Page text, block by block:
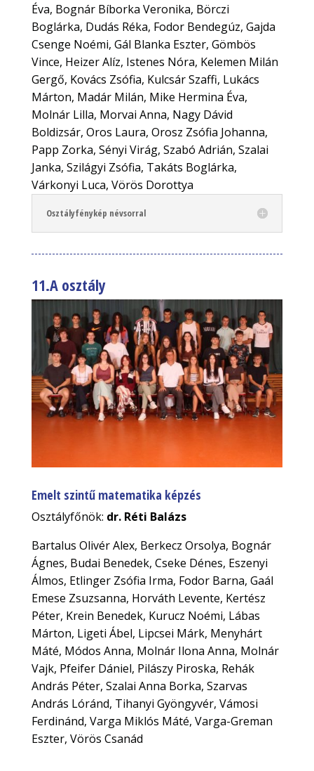
Éva, Bognár Bíborka Veronika, Börczi
Boglárka, Dudás Réka, Fodor Bendegúz, Gajda
Csenge Noémi, Gál Blanka Eszter, Gömbös
Vince, Heizer Alíz, Istenes Nóra, Kelemen Milán
Gergő, Kovács Zsófia, Kulcsár Szaffi, Lukács
Márton, Madár Milán, Mike Hermina Éva,
Molnár Lilla, Morvai Anna, Nagy Dávid
Boldizsár, Oros Laura, Orosz Zsófia Johanna,
Papp Zorka, Sényi Virág, Szabó Adrián, Szalai
Janka, Szilágyi Zsófia, Takáts Boglárka,
Várkonyi Luca, Vörös Dorottya
Osztályfénykép névsorral
11.A osztály
Emelt szintű matematika képzés
Osztályfőnök: dr. Réti Balázs
Bartalus Olivér Alex, Berkecz Orsolya, Bognár
Ágnes, Budai Benedek, Cseke Dénes, Eszenyi
Álmos, Etlinger Zsófia Irma, Fodor Barna, Gaál
Emese Zsuzsanna, Horváth Levente, Kertész
Péter, Krein Benedek, Kurucz Noémi, Lábas
Márton, Ligeti Ábel, Lipcsei Márk, Menyhárt
Máté, Módos Anna, Molnár Ilona Anna, Molnár
Vajk, Pfeifer Dániel, Pilászy Piroska, Rehák
András Péter, Szalai Anna Borka, Szarvas
András Lóránd, Tihanyi Gyöngyvér, Vámosi
Ferdinánd, Varga Miklós Máté, Varga-Greman
Eszter, Vörös Csanád